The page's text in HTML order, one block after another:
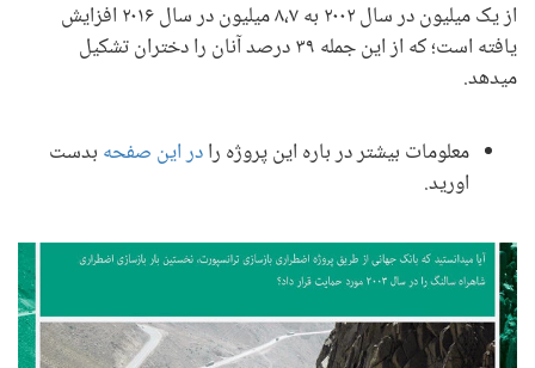
از یک میلیون در سال ۲۰۰۲ به ۸،۷ میلیون در سال ۲۰۱۶ افزایش
یافته است؛ که از این جمله ۳۹ درصد آنان را دختران تشکیل
میدهد.
معلومات بیشتر در باره این پروژه رادر این صفحه بدست
اورید.